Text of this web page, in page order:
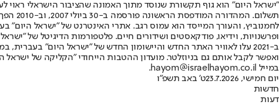
"ישראל היום" הוא גוף תקשורת שנוסד מתוך האמונה שהציבור הישראלי ראוי
ופרשנויות, וידיאו, פודקאסטים ושידורים חיים. פלטפורמות הדיגיטל של
ב-2021 עלו לאוויר האתר החדש והיישומון החדש של "ישראל היום"
ואפשר לקבל אותם גם בניוזלטר. מועדון ההטבות הייחודי "הקליקה של
במייל hayom@israelhayom.co.il.
יום חמישי, 23.7.2026
ט' באב תשפ"ו
חדשות
דעות